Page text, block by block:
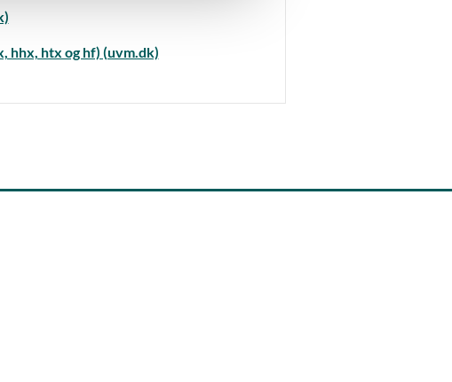
hhx, htx og hf) (uvm.dk)